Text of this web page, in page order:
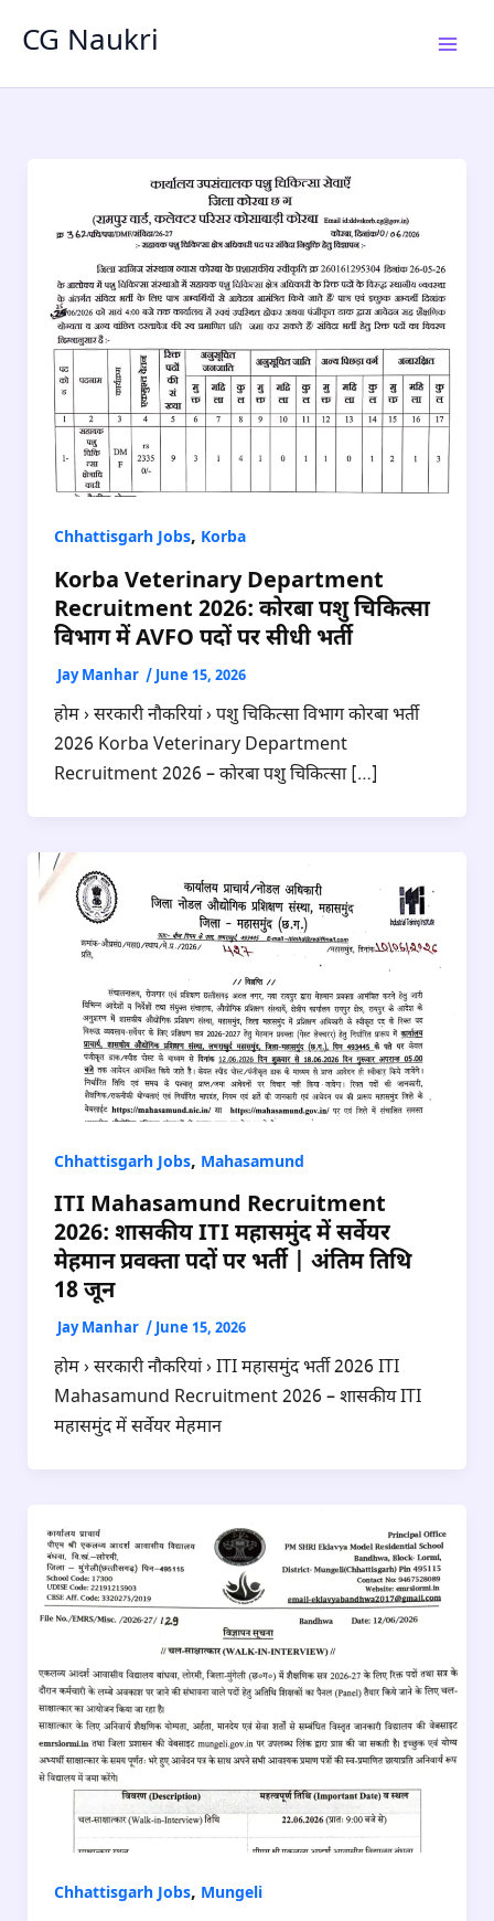
CG Naukri
Chhattisgarh Jobs, Korba
Korba Veterinary Department
Recruitment 2026: कोरबा पशु चिकित्सा
विभाग में AVFO पदों पर सीधी भर्ती
Jay Manhar / June 15, 2026
होम › सरकारी नौकरियां › पशु चिकित्सा विभाग कोरबा भर्ती
2026 Korba Veterinary Department
Recruitment 2026 – कोरबा पशु चिकित्सा […]
Chhattisgarh Jobs, Mahasamund
ITI Mahasamund Recruitment
2026: शासकीय ITI महासमुंद में सर्वेयर
मेहमान प्रवक्ता पदों पर भर्ती | अंतिम तिथि
18 जून
Jay Manhar /June 15, 2026
होम › सरकारी नौकरियां › ITI महासमुंद भर्ती 2026 ITI
Mahasamund Recruitment 2026 – शासकीय ITI
महासमुंद में सर्वेयर मेहमान
Chhattisgarh Jobs, Mungeli